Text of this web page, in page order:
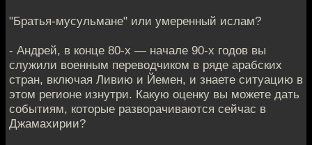
"Братья-мусульмане" или умеренный ислам?
- Андрей, в конце 80-х — начале 90-х годов вы
служили военным переводчиком в ряде арабских
стран, включая Ливию и Йемен, и знаете ситуацию в
этом регионе изнутри. Какую оценку вы можете дать
событиям, которые разворачиваются сейчас в
Джамахирии?